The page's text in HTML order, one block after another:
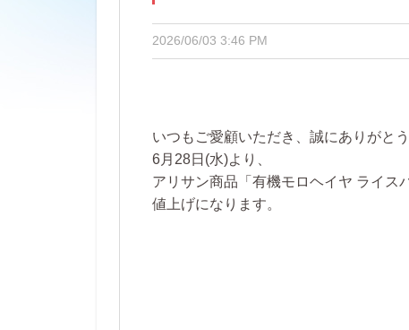
2026/06/03 3:46 PM
いつもご愛顧いただき、誠にありがとう
6月28日(水)より、
アリサン商品「有機モロヘイヤ ライス
値上げになります。